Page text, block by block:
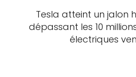
Tesla atteint un jalon
dépassant les 10
électriques